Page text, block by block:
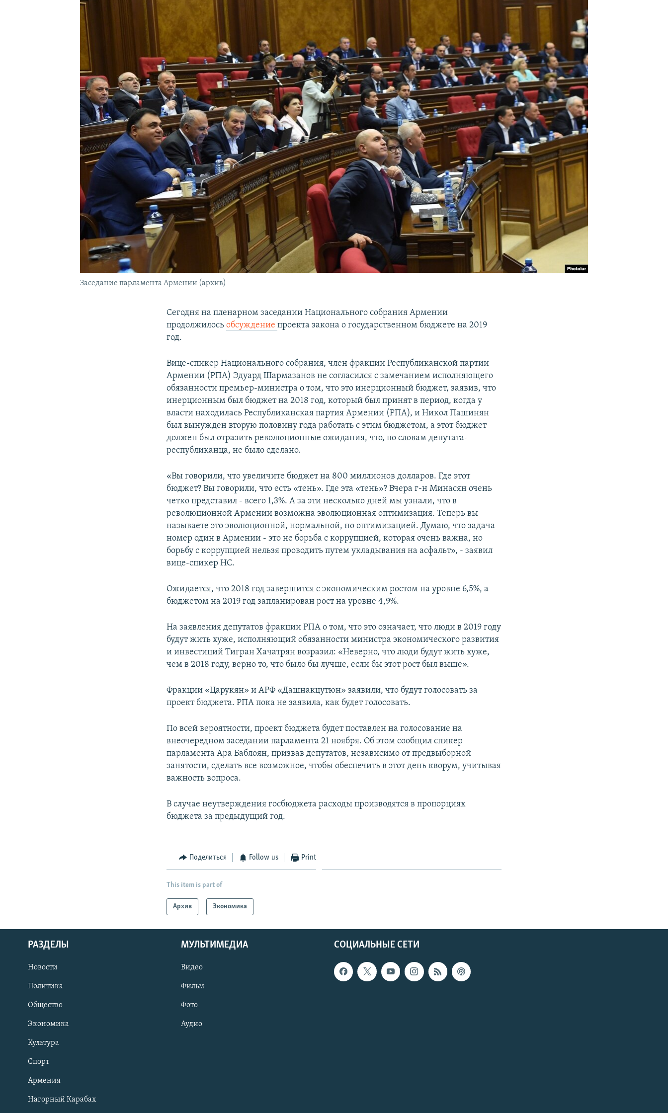
Заседание парламента Армении (архив)
Сегодня на пленарном заседании Национального собрания Армении
продолжилосьобсуждениепроекта закона о государственном бюджете на 2019
год.
Вице-спикер Национального собрания, член фракции Республиканской партии
Армении (РПА) Эдуард Шармазанов не согласился с замечанием исполняющего
обязанности премьер-министра о том, что это инерционный бюджет, заявив, что
инерционным был бюджет на 2018 год, который был принят в период, когда у
власти находилась Республиканская партия Армении (РПА), и Никол Пашинян
был вынужден вторую половину года работать с этим бюджетом, а этот бюджет
должен был отразить революционные ожидания, что, по словам депутата-
республиканца, не было сделано.
«Вы говорили, что увеличите бюджет на 800 миллионов долларов. Где этот
бюджет? Вы говорили, что есть «тень». Где эта «тень»? Вчера г-н Минасян очень
четко представил - всего 1,3%. А за эти несколько дней мы узнали, что в
революционной Армении возможна эволюционная оптимизация. Теперь вы
называете это эволюционной, нормальной, но оптимизацией. Думаю, что задача
номер один в Армении - это не борьба с коррупцией, которая очень важна, но
борьбу с коррупцией нельзя проводить путем укладывания на асфальт», - заявил
вице-спикер НС.
Ожидается, что 2018 год завершится с экономическим ростом на уровне 6,5%, а
бюджетом на 2019 год запланирован рост на уровне 4,9%.
На заявления депутатов фракции РПА о том, что это означает, что люди в 2019 году
будут жить хуже, исполняющий обязанности министра экономического развития
и инвестиций Тигран Хачатрян возразил: «Неверно, что люди будут жить хуже,
чем в 2018 году, верно то, что было бы лучше, если бы этот рост был выше».
Фракции «Царукян» и АРФ «Дашнакцутюн» заявили, что будут голосовать за
проект бюджета. РПА пока не заявила, как будет голосовать.
По всей вероятности, проект бюджета будет поставлен на голосование на
внеочередном заседании парламента 21 ноября. Об этом сообщил спикер
парламента Ара Баблоян, призвав депутатов, независимо от предвыборной
занятости, сделать все возможное, чтобы обеспечить в этот день кворум, учитывая
важность вопроса.
В случае неутверждения госбюджета расходы производятся в пропорциях
бюджета за предыдущий год.
Поделиться Follow us Print
This item is part of
Архив Экономика
СОЦИАЛЬНЫЕ СЕТИ
РАЗДЕЛЫ
Новости
Политика
Общество
Экономика
Культура
Спорт
Армения
Нагорный Карабах
МУЛЬТИМЕДИА
Видео
Фильм
Фото
Аудио